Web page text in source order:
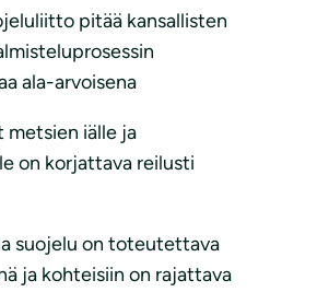
pitää kansallisten
ala-arvoisena
metsien iälle ja
on korjattava reilusti
suojelu on toteutettava
ja kohteisiin on rajattava